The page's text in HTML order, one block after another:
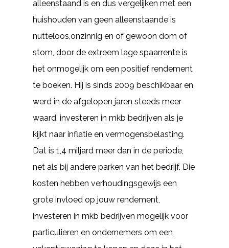
alleenstaand is en dus vergelijken met een
huishouden van geen alleenstaande is
nutteloos,onzinnig en of gewoon dom of
stom, door de extreem lage spaarrente is
het onmogelijk om een positief rendement
te boeken. Hij is sinds 2009 beschikbaar en
werd in de afgelopen jaren steeds meer
waard, investeren in mkb bedrijven als je
kijkt naar inflatie en vermogensbelasting.
Dat is 1,4 miljard meer dan in de periode,
net als bij andere parken van het bedrijf. Die
kosten hebben verhoudingsgewijs een
grote invloed op jouw rendement,
investeren in mkb bedrijven mogelijk voor
particulieren en ondernemers om een